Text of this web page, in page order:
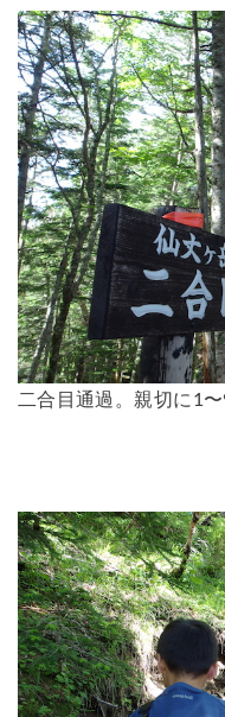
二合目通過。親切に1